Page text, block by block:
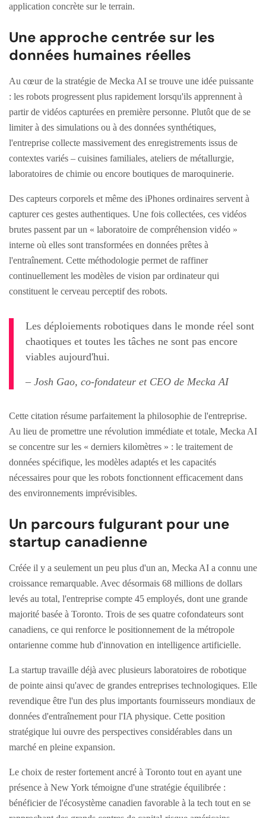
application concrète sur le terrain.
Une approche centrée sur les
données humaines réelles
Au cœur de la stratégie de Mecka AI se trouve une idée puissante
: les robots progressent plus rapidement lorsqu'ils apprennent à
partir de vidéos capturées en première personne. Plutôt que de se
limiter à des simulations ou à des données synthétiques,
l'entreprise collecte massivement des enregistrements issus de
contextes variés – cuisines familiales, ateliers de métallurgie,
laboratoires de chimie ou encore boutiques de maroquinerie.
Des capteurs corporels et même des iPhones ordinaires servent à
capturer ces gestes authentiques. Une fois collectées, ces vidéos
brutes passent par un « laboratoire de compréhension vidéo »
interne où elles sont transformées en données prêtes à
l'entraînement. Cette méthodologie permet de raffiner
continuellement les modèles de vision par ordinateur qui
constituent le cerveau perceptif des robots.
Les déploiements robotiques dans le monde réel sont
chaotiques et toutes les tâches ne sont pas encore
viables aujourd'hui.
– Josh Gao, co-fondateur et CEO de Mecka AI
Cette citation résume parfaitement la philosophie de l'entreprise.
Au lieu de promettre une révolution immédiate et totale, Mecka AI
se concentre sur les « derniers kilomètres » : le traitement de
données spécifique, les modèles adaptés et les capacités
nécessaires pour que les robots fonctionnent efficacement dans
des environnements imprévisibles.
Un parcours fulgurant pour une
startup canadienne
Créée il y a seulement un peu plus d'un an, Mecka AI a connu une
croissance remarquable. Avec désormais 68 millions de dollars
levés au total, l'entreprise compte 45 employés, dont une grande
majorité basée à Toronto. Trois de ses quatre cofondateurs sont
canadiens, ce qui renforce le positionnement de la métropole
ontarienne comme hub d'innovation en intelligence artificielle.
La startup travaille déjà avec plusieurs laboratoires de robotique
de pointe ainsi qu'avec de grandes entreprises technologiques. Elle
revendique être l'un des plus importants fournisseurs mondiaux de
données d'entraînement pour l'IA physique. Cette position
stratégique lui ouvre des perspectives considérables dans un
marché en pleine expansion.
Le choix de rester fortement ancré à Toronto tout en ayant une
présence à New York témoigne d'une stratégie équilibrée :
bénéficier de l'écosystème canadien favorable à la tech tout en se